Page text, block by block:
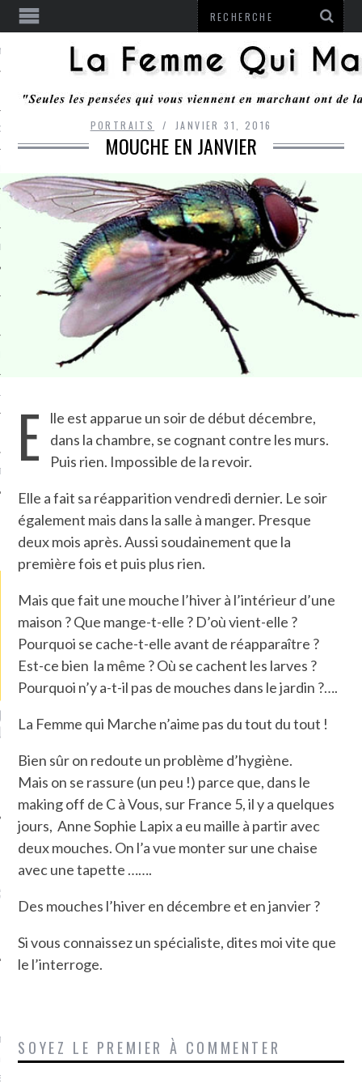
RESTER
MONROZIER
ARCACHON
LA PHOTO
ATTACHÉS À LA
DE L’AMBASSADE
? POUR QUI ?
UN GRONDIN FOURRÉ AUX
CHAMPIGNONS ET AUX
DE DAX. ET POURQUOI PAS
?
MES DERNIERS
SUR FACEBOOK
toujours aimé marcher.
conquis mais en
PORTRAITS JANVIER 31, 2016
MOUCHE EN JANVIER
E
lle est apparue un soir de début décembre,
dans la chambre, se cognant contre les murs.
Puis rien. Impossible de la revoir.
Elle a fait sa réapparition vendredi dernier. Le soir
également mais dans la salle à manger. Presque
deux mois après. Aussi soudainement que la
première fois et puis plus rien.
Mais que fait une mouche l’hiver à l’intérieur d’une
maison ? Que mange-t-elle ? D’où vient-elle ?
Pourquoi se cache-t-elle avant de réapparaître ?
Est-ce bien la même ? Où se cachent les larves ?
Pourquoi n’y a-t-il pas de mouches dans le jardin ?….
La Femme qui Marche n’aime pas du tout du tout !
Bien sûr on redoute un problème d’hygiène.
Mais on se rassure (un peu !) parce que, dans le
making off de C à Vous, sur France 5, il y a quelques
jours, Anne Sophie Lapix a eu maille à partir avec
deux mouches. On l’a vue monter sur une chaise
avec une tapette …….
Des mouches l’hiver en décembre et en janvier ?
Si vous connaissez un spécialiste, dites moi vite que
le l’interroge.
SOYEZ LE PREMIER À COMMENTER